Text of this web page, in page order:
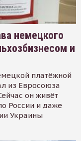
немецкого
и
платёжной
из Евросоюза
он живёт
России и даже
Украины